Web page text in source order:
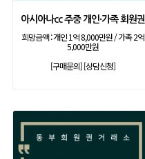
아시아나cc 주중 개인·가족 회원권
희망금액 :개인 1억 8,000만원 / 가족 2억
5,000만원
[구매문의][상담신청]